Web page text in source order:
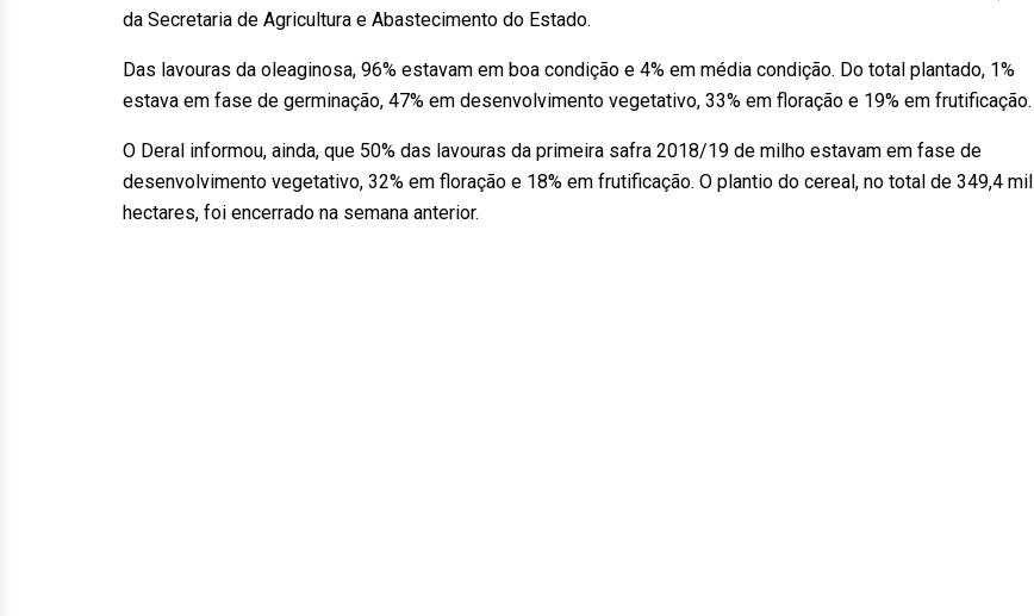
da Secretaria de Agricultura e Abastecimento do Estado.
Das lavouras da oleaginosa, 96% estavam em boa condição e 4% em média condição. Do total plantado, 1%
estava em fase de germinação, 47% em desenvolvimento vegetativo, 33% em floração e 19% em frutificação.
O Deral informou, ainda, que 50% das lavouras da primeira safra 2018/19 de milho estavam em fase de
desenvolvimento vegetativo, 32% em floração e 18% em frutificação. O plantio do cereal, no total de 349,4 mil
hectares, foi encerrado na semana anterior.